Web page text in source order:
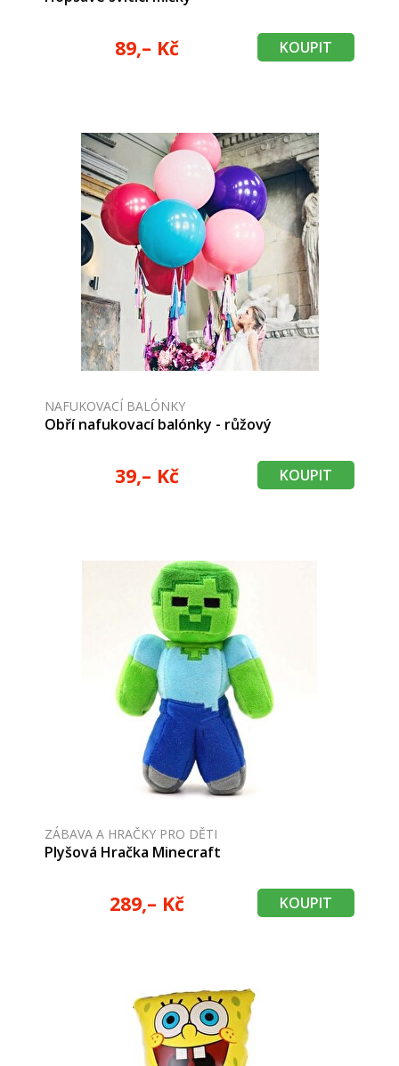
89,– Kč KOUPIT
NAFUKOVACÍ BALÓNKY
Obří nafukovací balónky - růžový
39,– Kč KOUPIT
ZÁBAVA A HRAČKY PRO DĚTI
Plyšová Hračka Minecraft
289,– Kč KOUPIT